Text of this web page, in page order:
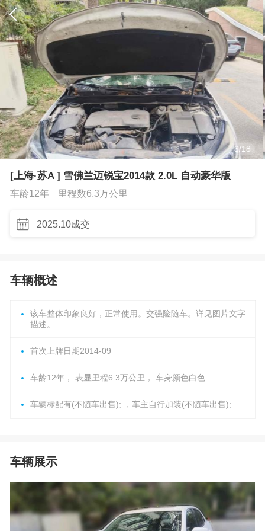
3/18
[上海·苏A ] 雪佛兰迈锐宝2014款 2.0L 自动豪华版
车龄12年 里程数6.3万公里
2025.10成交
车辆概述
该车整体印象良好，正常使用。交强险随车。详见图片文字
描述。
首次上牌日期2014-09
车龄12年， 表显里程6.3万公里， 车身颜色白色
车辆标配有(不随车出售); ，车主自行加装(不随车出售);
车辆展示